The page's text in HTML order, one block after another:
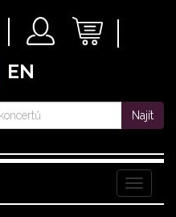
EN
Najít
Menu